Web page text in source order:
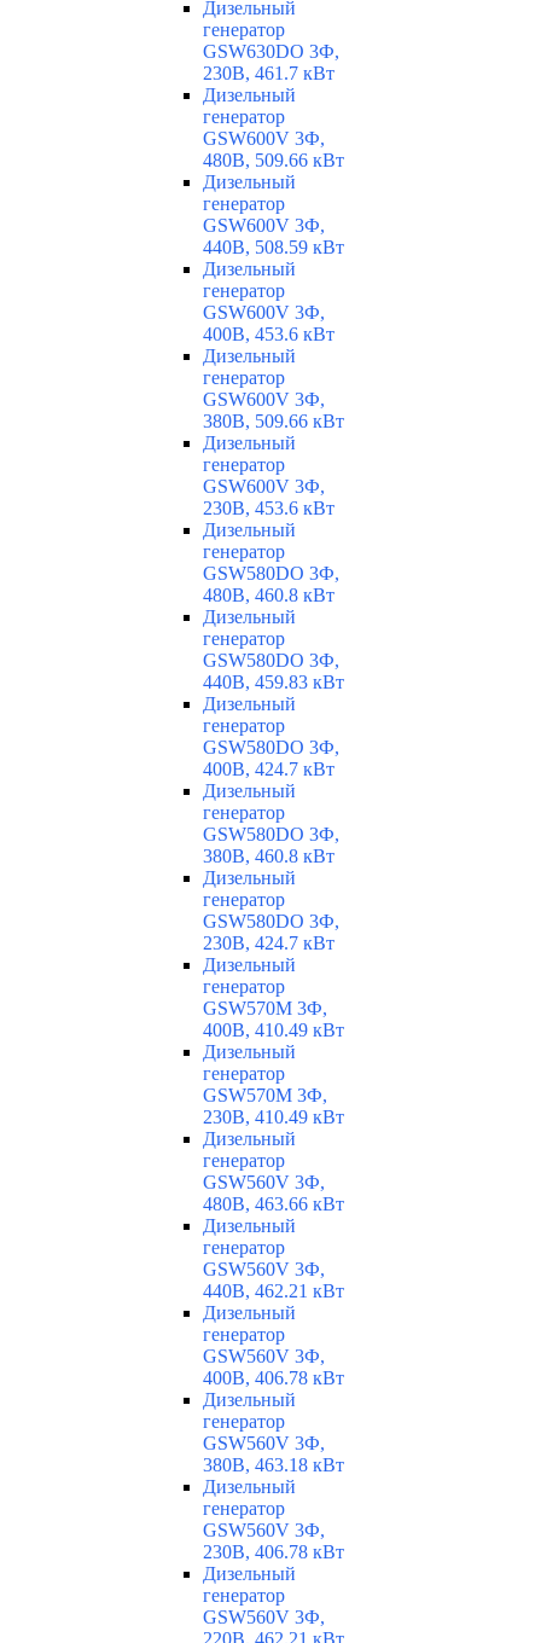
Дизельный
генератор
GSW630DO 3Ф,
230В, 461.7 кВт
Дизельный
генератор
GSW600V 3Ф,
480В, 509.66 кВт
Дизельный
генератор
GSW600V 3Ф,
440В, 508.59 кВт
Дизельный
генератор
GSW600V 3Ф,
400В, 453.6 кВт
Дизельный
генератор
GSW600V 3Ф,
380В, 509.66 кВт
Дизельный
генератор
GSW600V 3Ф,
230В, 453.6 кВт
Дизельный
генератор
GSW580DO 3Ф,
480В, 460.8 кВт
Дизельный
генератор
GSW580DO 3Ф,
440В, 459.83 кВт
Дизельный
генератор
GSW580DO 3Ф,
400В, 424.7 кВт
Дизельный
генератор
GSW580DO 3Ф,
380В, 460.8 кВт
Дизельный
генератор
GSW580DO 3Ф,
230В, 424.7 кВт
Дизельный
генератор
GSW570M 3Ф,
400В, 410.49 кВт
Дизельный
генератор
GSW570M 3Ф,
230В, 410.49 кВт
Дизельный
генератор
GSW560V 3Ф,
480В, 463.66 кВт
Дизельный
генератор
GSW560V 3Ф,
440В, 462.21 кВт
Дизельный
генератор
GSW560V 3Ф,
400В, 406.78 кВт
Дизельный
генератор
GSW560V 3Ф,
380В, 463.18 кВт
Дизельный
генератор
GSW560V 3Ф,
230В, 406.78 кВт
Дизельный
генератор
GSW560V 3Ф,